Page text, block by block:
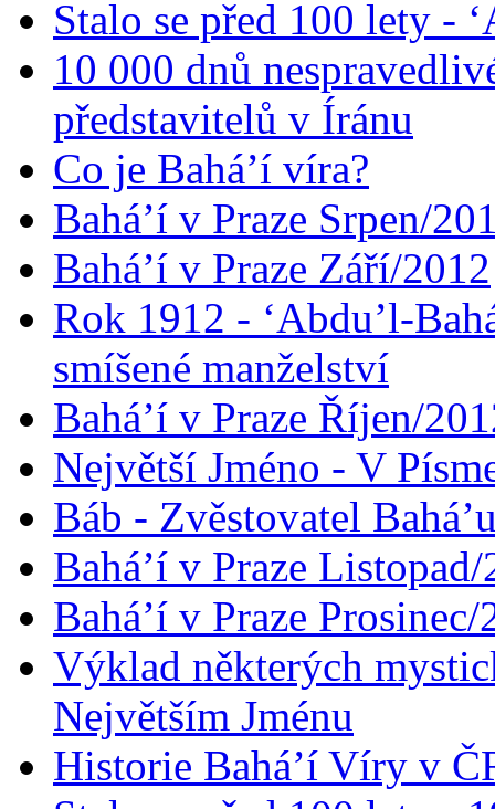
Stalo se před 100 lety -
10 000 dnů
představitelů v Íránu
Co je Bahá’í víra?
Bahá’í v Praze Srpen/
Bahá’í v Praze Září/2012
Rok 1912 - ‘Abdu’l-
smíšené manželství
Bahá’í v Praze Říjen/
Největší Jméno - V
Báb - Zvěstovatel
Bahá’í v Praze
Bahá’í v Praze Prosinec/
Výklad některých
Největším Jménu
Historie Bahá’í Víry v